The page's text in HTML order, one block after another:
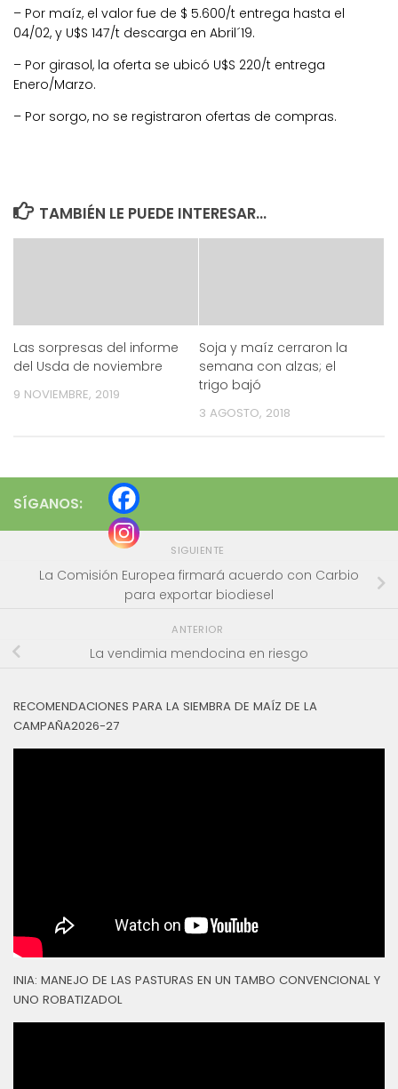
– Por maíz, el valor fue de $ 5.600/t entrega hasta el
04/02, y U$S 147/t descarga en Abril´19.
– Por girasol, la oferta se ubicó U$S 220/t entrega
Enero/Marzo.
– Por sorgo, no se registraron ofertas de compras.
TAMBIÉN LE PUEDE INTERESAR...
Las sorpresas del informe
del Usda de noviembre
9 NOVIEMBRE, 2019
Soja y maíz cerraron la
semana con alzas; el
trigo bajó
3 AGOSTO, 2018
SÍGANOS:
SIGUIENTE
La Comisión Europea firmará acuerdo con Carbio
para exportar biodiesel
ANTERIOR
La vendimia mendocina en riesgo
RECOMENDACIONES PARA LA SIEMBRA DE MAÍZ DE LA
CAMPAÑA2026-27
INIA: MANEJO DE LAS PASTURAS EN UN TAMBO CONVENCIONAL Y
UNO ROBATIZADOL